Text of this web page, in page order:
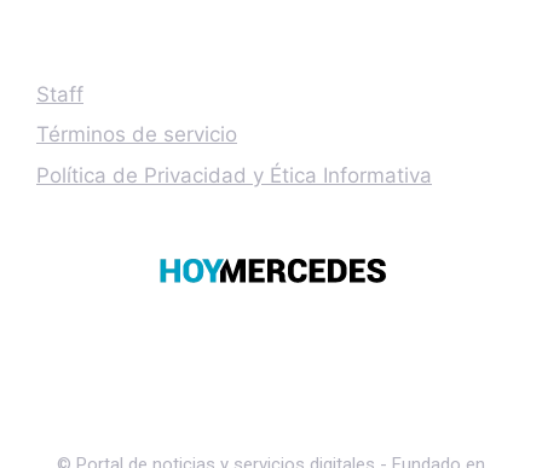
Staff
Términos de servicio
Política de Privacidad y Ética Informativa